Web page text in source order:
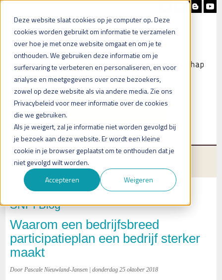
Deze website slaat cookies op je computer op. Deze
cookies worden gebruikt om informatie te verzamelen
over hoe je met onze website omgaat en om je te
onthouden. We gebruiken deze informatie om je
surfervaring te verbeteren en personaliseren, en voor
analyse en meetgegevens over onze bezoekers,
zowel op deze website als via andere media. Zie ons
Privacybeleid voor meer informatie over de cookies
die we gebruiken.
Als je weigert, zal je informatie niet worden gevolgd bij
je bezoek aan deze website. Er wordt een kleine
cookie in je browser geplaatst om te onthouden dat je
niet gevolgd wilt worden.
Accepteren
Weigeren
Heb je vragen?
SNPI Blog
Waarom een bedrijfsbreed
participatieplan een bedrijf sterker
maakt
Door Pascale Nieuwland-Jansen | donderdag 25 oktober 2018